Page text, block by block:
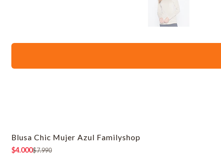
-50% OFF
Blusa Chic Mujer Azul Familyshop
$4.000$7.990